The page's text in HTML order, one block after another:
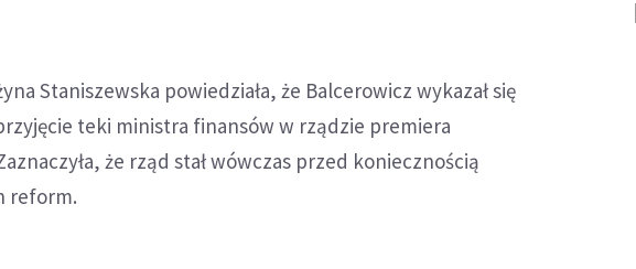
Staniszewska powiedziała, że Balcerowicz wykazał się
teki ministra finansów w rządzie premiera
że rząd stał wówczas przed koniecznością
reform.